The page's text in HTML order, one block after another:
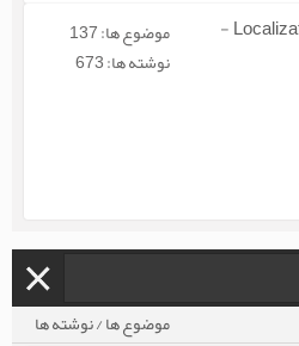
فارسی سازی و Localization -
موضوع ها: 137
نوشته ها: 673
موضوع ها / نوشته ها